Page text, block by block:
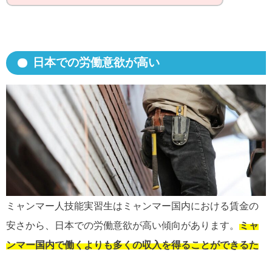
日本での労働意欲が高い
ミャンマー人技能実習生はミャンマー国内における賃金の
安さから、日本での労働意欲が高い傾向があります。 ミャ
ンマー国内で働くよりも多くの収入を得ることができるた